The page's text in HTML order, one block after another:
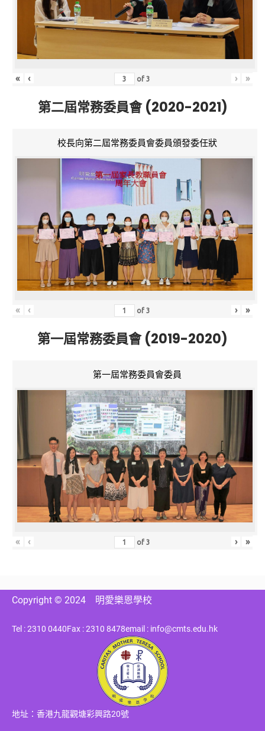
« ‹ of3 › »
第二屆常務委員會 (2020-2021)
校長向第二屆常務委員會委員頒發委任狀
« ‹ of3 › »
第一屆常務委員會 (2019-2020)
第一屆常務委員會委員
« ‹ of3 › »
Copyright © 2024 明愛樂恩學校
Tel : 2310 0440Fax : 2310 8478email : info@cmts.edu.hk
地址：香港九龍觀塘彩興路20號